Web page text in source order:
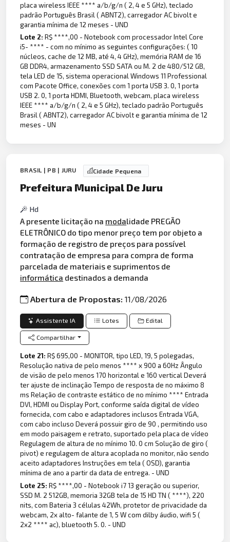
placa wireless IEEE **** a/b/g/n ( 2, 4 e 5 GHz), teclado
padrão Português Brasil ( ABNT2), carregador AC bivolt e
garantia mínima de 12 meses - UND
Lote 2:R$ ****,00 - Notebook com processador Intel Core
i5- **** - com no mínimo as seguintes configurações: ( 10
núcleos, cache de 12 MB, até 4, 4 GHz), memória RAM de 16
GB DDR4, armazenamento SSD SATA ou M. 2 de 480/512 GB,
tela LED de 15, sistema operacional Windows 11 Professional
com Pacote Office, conexões com 1 porta USB 3. 0, 1 porta
USB 2. 0, 1 porta HDMI, Bluetooth, webcam, placa wireless
IEEE **** a/b/g/n ( 2, 4 e 5 GHz), teclado padrão Português
Brasil ( ABNT2), carregador AC bivolt e garantia mínima de 12
meses - UN
BRASIL | PB | JURU Cidade Pequena
Prefeitura Municipal De Juru
Hd
A presente licitação na modalidade PREGÃO
ELETRÔNICO do tipo menor preço tem por objeto a
formação de registro de preços para possível
contratação de empresa para compra de forma
parcelada de materiais e suprimentos de
informática destinados a demanda
Abertura de Propostas:11/08/2026
Assistente IA Lotes Edital
Compartilhar
Lote 21:R$ 695,00 - MONITOR, tipo LED, 19, 5 polegadas,
Resolução nativa de pelo menos **** x 900 a 60Hz Ângulo
de visão de pelo menos 170 horizontal e 160 vertical Deverá
ter ajuste de inclinação Tempo de resposta de no máximo 8
ms Relação de contraste estático de no mínimo **** Entrada
DVI, HDMI ou Display Port, conforme saída digital de vídeo
fornecida, com cabo e adaptadores inclusos Entrada VGA,
com cabo incluso Deverá possuir giro de 90 , permitindo uso
em modo paisagem e retrato, suportado pela placa de vídeo
Regulagem de altura de no mínimo 10. 0 cm Solução de giro (
pivot) e regulagem de altura acoplada no monitor, não sendo
aceito adaptadores Instruções em tela ( OSD), garantia
mínima de ano a partir da data de entrega. - UND
Lote 25:R$ ****,00 - Notebook i7 13 geração ou superior,
SSD M. 2 512GB, memoria 32GB tela de 15 HD TN ( ****), 220
nits, com Bateria 3 células 42Wh, protetor de privacidade da
webcam, 2x alto- falante de 1, 5 W com dilby áudio, wifi 5 (
2x2 **** ac), bluetooth 5. 0. - UND